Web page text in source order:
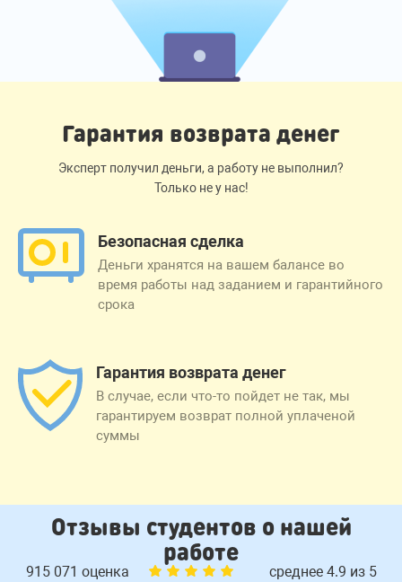
Гарантия возврата денег
Эксперт получил деньги, а работу не выполнил?
Только не у нас!
Безопасная сделка
Деньги хранятся на вашем балансе во
время работы над заданием и гарантийного
срока
Гарантия возврата денег
В случае, если что-то пойдет не так, мы
гарантируем возврат полной уплаченой
суммы
Отзывы студентов о нашей
работе
915 071 оценка среднее 4.9 из 5